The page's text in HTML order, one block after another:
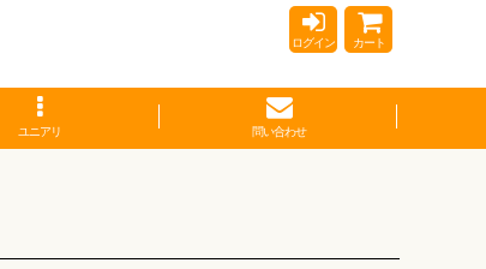
ログイン カート
ユニアリ 問い合わせ